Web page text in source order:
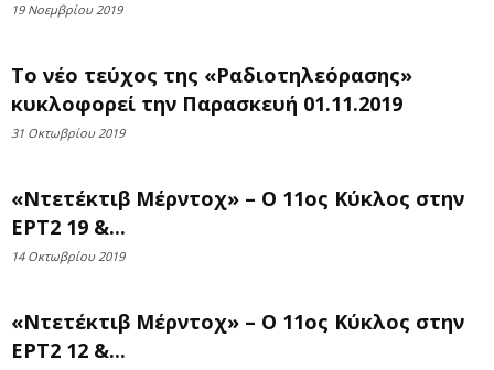
19 Νοεμβρίου 2019
Το νέο τεύχος της «Ραδιοτηλεόρασης»
κυκλοφορεί την Παρασκευή 01.11.2019
31 Οκτωβρίου 2019
«Ντετέκτιβ Μέρντοχ» – Ο 11ος Κύκλος στην
ΕΡΤ2 19 &...
14 Οκτωβρίου 2019
«Ντετέκτιβ Μέρντοχ» – Ο 11ος Κύκλος στην
ΕΡΤ2 12 &...